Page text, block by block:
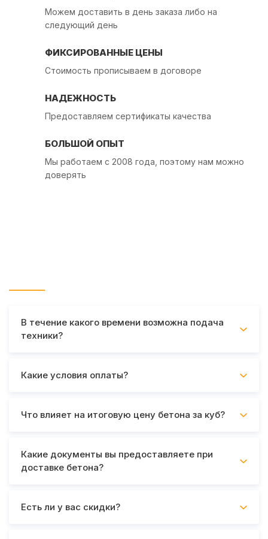
Можем доставить в день заказа либо на
следующий день
ФИКСИРОВАННЫЕ ЦЕНЫ
Стоимость прописываем в договоре
НАДЕЖНОСТЬ
Предоставляем сертификаты качества
БОЛЬШОЙ ОПЫТ
Мы работаем с 2008 года, поэтому нам можно
доверять
В течение какого времени возможна подача
техники?
Какие условия оплаты?
Что влияет на итоговую цену бетона за куб?
Какие документы вы предоставляете при
доставке бетона?
Есть ли у вас скидки?